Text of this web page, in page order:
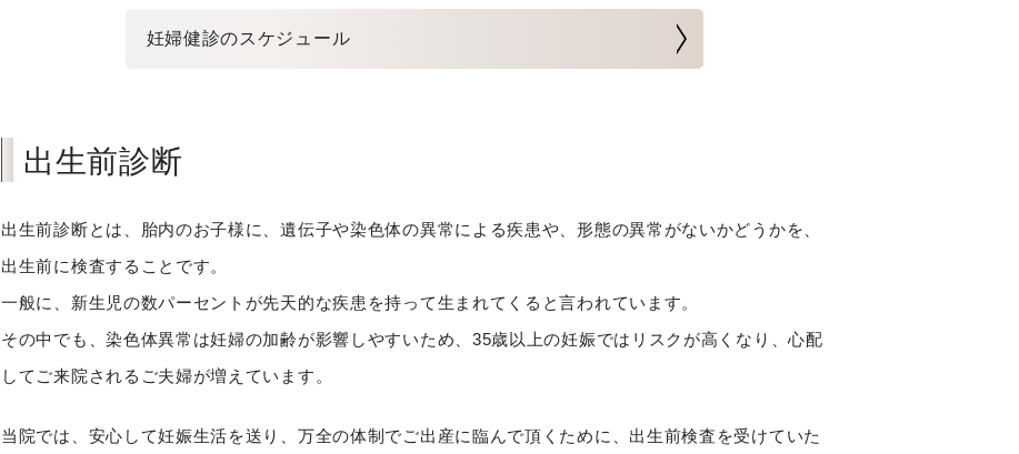
妊婦健診のスケジュール
出生前診断
出生前診断とは、胎内のお子様に、遺伝子や染色体の異常による疾患や、形態の異常がないかどうかを、
出生前に検査することです。
一般に、新生児の数パーセントが先天的な疾患を持って生まれてくると言われています。
その中でも、染色体異常は妊婦の加齢が影響しやすいため、35歳以上の妊娠ではリスクが高くなり、心配
してご来院されるご夫婦が増えています。
当院では、安心して妊娠生活を送り、万全の体制でご出産に臨んで頂くために、出生前検査を受けていた